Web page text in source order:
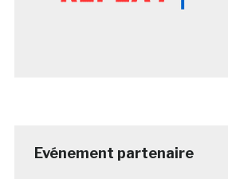
Evénement partenaire